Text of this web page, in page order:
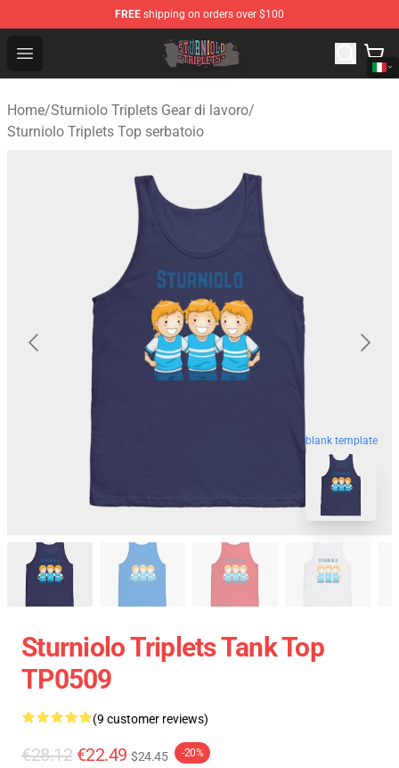
FREE shipping on orders over $100
Open menu
Sturniolo Triplets Shop - Official Sturniolo Triplets
Home/Sturniolo Triplets Gear di lavoro/
Sturniolo Triplets Top serbatoio
blank template
Sturniolo Triplets Tank Top
TP0509
(9 customer reviews)
€28.12 €22.49 $24.45 -20%